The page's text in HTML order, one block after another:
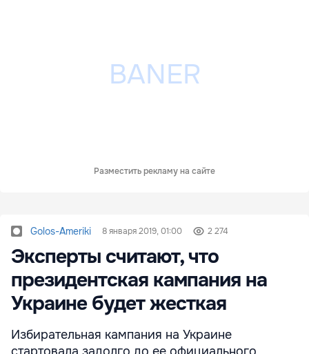
Разместить рекламу на сайте
Golos-Ameriki 8 января 2019, 01:00 2 274
Эксперты считают, что
президентская кампания на
Украине будет жесткая
Избирательная кампания на Украине